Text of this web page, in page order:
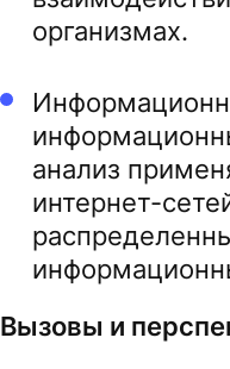
организмах.
анализ
интернет-
Вызовы и